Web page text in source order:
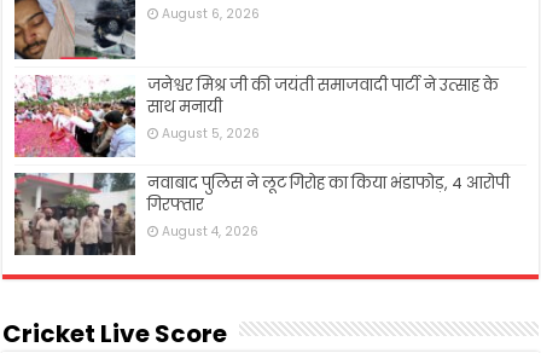
August 6, 2026
जनेश्वर मिश्र जी की जयंती समाजवादी पार्टी ने उत्साह के
साथ मनायी
August 5, 2026
नवाबाद पुलिस ने लूट गिरोह का किया भंडाफोड़, 4 आरोपी
गिरफ्तार
August 4, 2026
Cricket Live Score